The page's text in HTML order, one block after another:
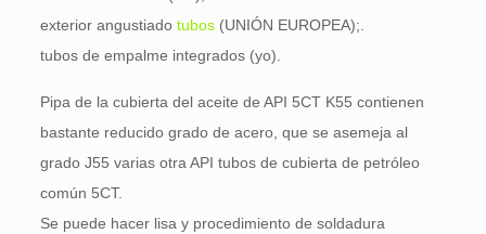
exterior angustiado tubos(UNIÓN EUROPEA);.
tubos de empalme integrados (yo).
Pipa de la cubierta del aceite de API 5CT K55 contienen
bastante reducido grado de acero, que se asemeja al
grado J55 varias otra API tubos de cubierta de petróleo
común 5CT.
Se puede hacer lisa y procedimiento de soldadura